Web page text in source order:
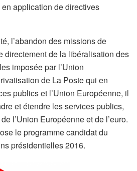
application de directives
l’abandon des missions de
directement de la libéralisation des
imposée par l’Union
de La Poste qui en
publics et l’Union Européenne, il
et étendre les services publics,
l’Union Européenne et de l’euro.
le programme candidat du
présidentielles 2016.